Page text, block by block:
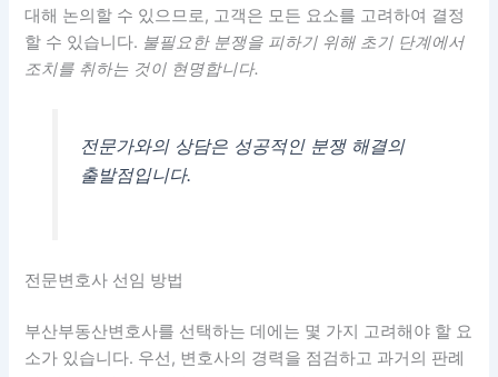
대해 논의할 수 있으므로, 고객은 모든 요소를 고려하여 결정
할 수 있습니다. 불필요한 분쟁을 피하기 위해 초기 단계에서
조치를 취하는 것이 현명합니다.
전문가와의 상담은 성공적인 분쟁 해결의
출발점입니다.
전문변호사 선임 방법
부산부동산변호사를 선택하는 데에는 몇 가지 고려해야 할 요
소가 있습니다. 우선, 변호사의 경력을 점검하고 과거의 판례